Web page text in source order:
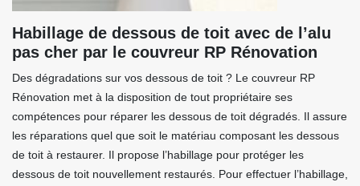
Habillage de dessous de toit avec de l’alu
pas cher par le couvreur RP Rénovation
Des dégradations sur vos dessous de toit ? Le couvreur RP
Rénovation met à la disposition de tout propriétaire ses
compétences pour réparer les dessous de toit dégradés. Il assure
les réparations quel que soit le matériau composant les dessous
de toit à restaurer. Il propose l’habillage pour protéger les
dessous de toit nouvellement restaurés. Pour effectuer l’habillage,